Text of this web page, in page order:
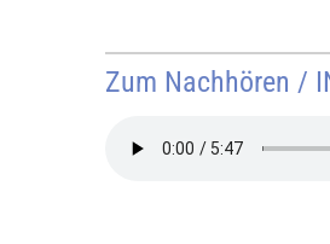
Zum Nachhören /